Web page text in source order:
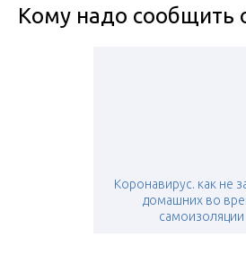
Кому надо сообщить
Коронавирус. как не
домашних во
самоизоляции